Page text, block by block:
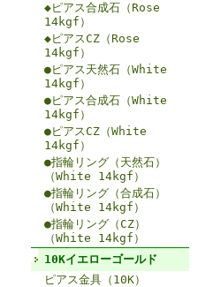
◆ピアス合成石（Rose
14kgf）
◆ピアスCZ（Rose
14kgf）
●ピアス天然石（White
14kgf）
●ピアス合成石（White
14kgf）
●ピアスCZ（White
14kgf）
●指輪リング（天然石）
（White 14kgf）
●指輪リング（合成石）
（White 14kgf）
●指輪リング（CZ）
（White 14kgf）
10Kイエローゴールド
ピアス金具（10K）